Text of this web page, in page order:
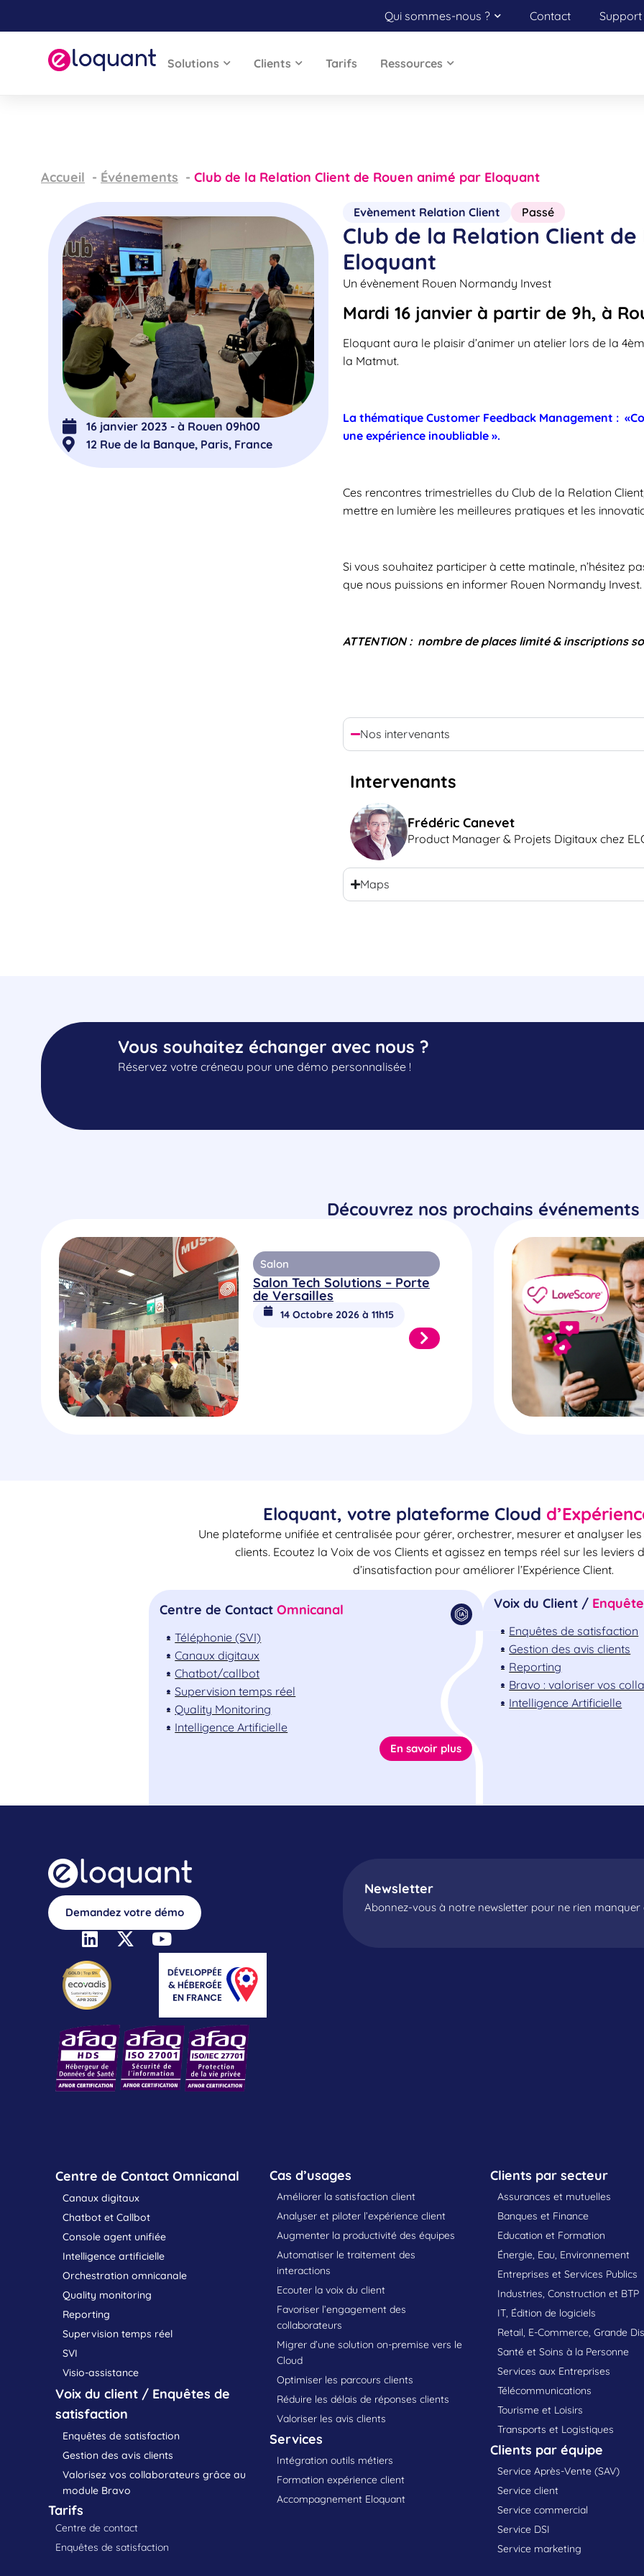
Qui sommes-nous ? Contact
Solutions Clients Tarifs Ressources
Accueil Événements Club de la Relation Client de Rouen animé par Eloquant
16 janvier 2023 - à Rouen 09h00
12 Rue de la Banque, Paris, France
Evènement Relation Client Passé
Club de la Relation Client
Eloquant
Un évènement Rouen Normandy Invest
Mardi 16 janvier à partir de 9h, à
Eloquant aura le plaisir d’animer un atelier lors de la
la Matmut.
La thématique Customer Feedback Management :
une expérience inoubliable ».
Ces rencontres trimestrielles du Club de la Relation
mettre en lumière les meilleures pratiques et les
Si vous souhaitez participer à cette matinale, n’hésitez
que nous puissions en informer Rouen Normandy Invest.
ATTENTION : nombre de places limité & inscriptions
Nos intervenants
Intervenants
Frédéric Canevet
Product Manager & Projets Digitaux chez
Maps
Vous souhaitez échanger avec nous ?
Réservez votre créneau pour une démo personnalisée !
Découvrez nos prochains événements
Salon
Salon Tech Solutions – Porte
de Versailles
14 Octobre 2026 à 11h15
Eloquant, votre plateforme Cloud
Une plateforme unifiée et centralisée pour gérer, orchestrer, mesurer et analyser
clients. Ecoutez la Voix de vos Clients et agissez en temps réel sur les leviers
d’insatisfaction pour améliorer l’Expérience Client.
Centre de Contact Omnicanal
Téléphonie (SVI)
Canaux digitaux
Chatbot/callbot
Supervision temps réel
Quality Monitoring
Intelligence Artificielle
En savoir plus
Voix du Client /
Enquêtes de satisfaction
Gestion des avis clients
Reporting
Bravo : valoriser vos
Intelligence Artificielle
Demandez votre démo
Newsletter
Abonnez-vous à notre newsletter pour ne rien manquer
Centre de Contact Omnicanal
Canaux digitaux
Chatbot et Callbot
Console agent unifiée
Intelligence artificielle
Orchestration omnicanale
Quality monitoring
Reporting
Supervision temps réel
SVI
Visio-assistance
Voix du client / Enquêtes de
satisfaction
Enquêtes de satisfaction
Gestion des avis clients
Valorisez vos collaborateurs grâce au
module Bravo
Tarifs
Centre de contact
Enquêtes de satisfaction
Cas d’usages
Améliorer la satisfaction client
Analyser et piloter l’expérience client
Augmenter la productivité des équipes
Automatiser le traitement des
interactions
Ecouter la voix du client
Favoriser l’engagement des
collaborateurs
Migrer d’une solution on-premise vers le
Cloud
Optimiser les parcours clients
Réduire les délais de réponses clients
Valoriser les avis clients
Services
Intégration outils métiers
Formation expérience client
Accompagnement Eloquant
Clients par secteur
Assurances et mutuelles
Banques et Finance
Education et Formation
Énergie, Eau, Environnement
Entreprises et Services Publics
Industries, Construction et BTP
IT, Édition de logiciels
Retail, E-Commerce, Grande
Santé et Soins à la Personne
Services aux Entreprises
Télécommunications
Tourisme et Loisirs
Transports et Logistiques
Clients par équipe
Service Après-Vente (SAV)
Service client
Service commercial
Service DSI
Service marketing